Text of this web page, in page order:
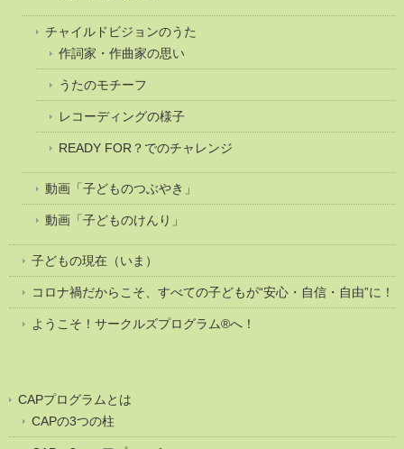
チャイルドビジョンのうた
作詞家・作曲家の思い
うたのモチーフ
レコーディングの様子
READY FOR？でのチャレンジ
動画「子どものつぶやき」
動画「子どものけんり」
子どもの現在（いま）
コロナ禍だからこそ、すべての子どもが“安心・自信・自由”に！
ようこそ！サークルズプログラム®へ！
CAPプログラムとは
CAPの3つの柱